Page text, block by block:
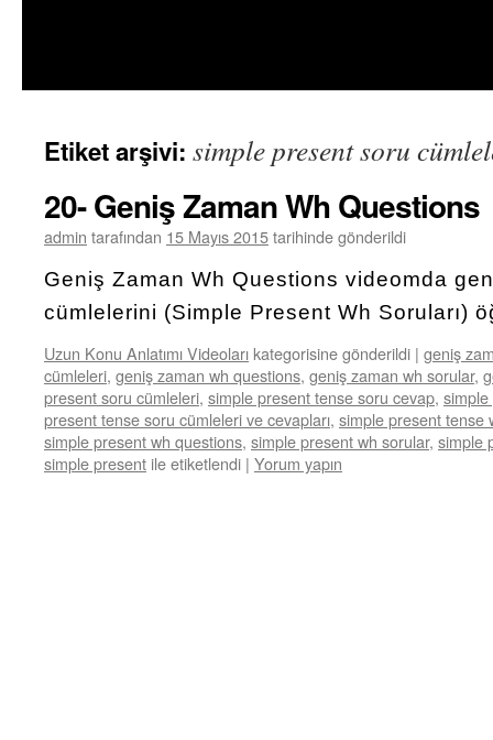
Etiket arşivi: simple present soru
20- Geniş Zaman Wh Questions
admin tarafından 15 Mayıs 2015tarihinde gönderildi
Geniş Zaman Wh Questions videomda
cümlelerini (Simple Present Wh Soruları)
Uzun Konu Anlatımı Videoları kategorisine gönderildi | geniş
cümleleri, geniş zaman wh questions, geniş zaman wh sorular,
present soru cümleleri, simple present tense soru cevap,
present tense soru cümleleri ve cevapları, simple present tense
simple present wh questions, simple present wh sorular, simple
simple present ile etiketlendi | Yorum yapın